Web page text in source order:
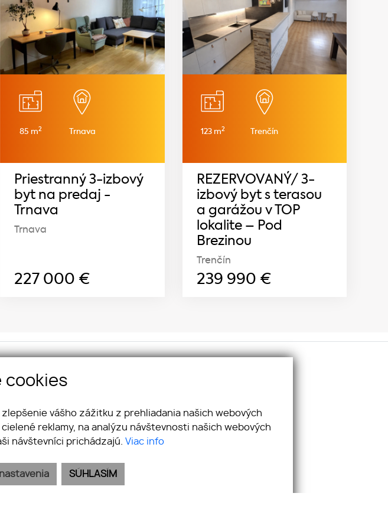
85 m2 Trnava
Priestranný 3-izbový
byt na predaj -
Trnava
Trnava
227 000 €
123 m2 Trenčín
REZERVOVANÝ/ 3-
izbový byt s terasou
a garážou v TOP
lokalite – Pod
Brezinou
Trenčín
239 990 €
Instagram
LinkedIn
cookies
vášho zážitku z prehliadania našich webových
reklamy, na analýzu návštevnosti našich webových
návštevníci prichádzajú. Viac info
SÚHLASÍM